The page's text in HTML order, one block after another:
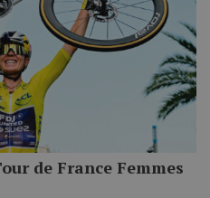
de France Femmes